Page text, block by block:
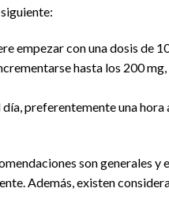
empezar con una dosis de
hasta los 200
día, preferentemente una
son generales
Además, existen